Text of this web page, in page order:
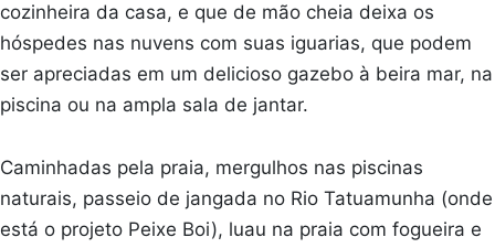
cozinheira da casa, e que de mão cheia deixa os
hóspedes nas nuvens com suas iguarias, que podem
ser apreciadas em um delicioso gazebo à beira mar, na
piscina ou na ampla sala de jantar.
Caminhadas pela praia, mergulhos nas piscinas
naturais, passeio de jangada no Rio Tatuamunha (onde
está o projeto Peixe Boi), luau na praia com fogueira e